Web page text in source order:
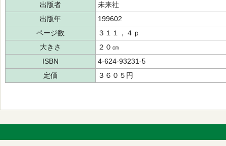
出版者
未来社
出版年
199602
ページ数
３１１，４ｐ
大きさ
２０㎝
ISBN
4-624-93231-5
定価
３６０５円